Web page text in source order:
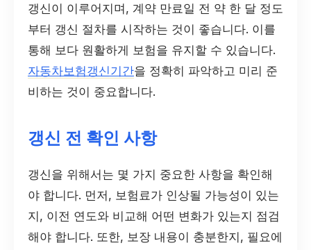
갱신이 이루어지며, 계약 만료일 전 약 한 달 정도
부터 갱신 절차를 시작하는 것이 좋습니다. 이를
통해 보다 원활하게 보험을 유지할 수 있습니다.
자동차보험갱신기간을 정확히 파악하고 미리 준
비하는 것이 중요합니다.
갱신 전 확인 사항
갱신을 위해서는 몇 가지 중요한 사항을 확인해
야 합니다. 먼저, 보험료가 인상될 가능성이 있는
지, 이전 연도와 비교해 어떤 변화가 있는지 점검
해야 합니다. 또한, 보장 내용이 충분한지, 필요에